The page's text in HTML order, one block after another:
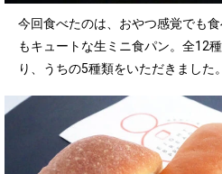
今回食べたのは、おやつ感覚でも
もキュートな生ミニ食パン。全12
り、うちの5種類をいただきました。